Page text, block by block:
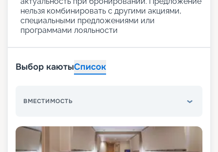
нельзя комбинировать с другими акциями,
специальными предложениями или
программами лояльности
Выбор каютыСписок
ВМЕСТИМОСТЬ